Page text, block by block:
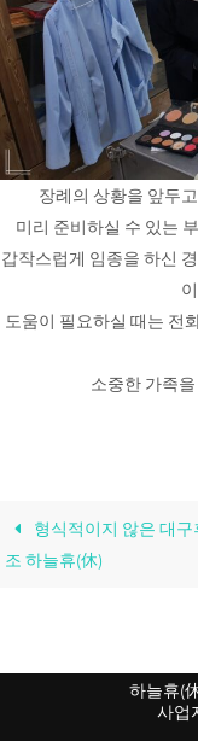
장례의 상황을 앞두
미리 준비하실 수 있는
갑작스럽게 임종을 하신
도움이 필요하실 때는 전
소중한 가족
형식적이지 않은 대
조 하늘휴(休)
하늘휴(
사업